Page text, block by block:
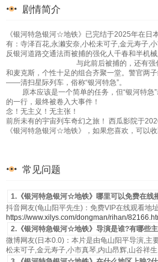
剧情简介
《银河特急银河☆地铁》已完结于2025年在日
有：寺泽百花,永濑安奈,小松未可子,金元寿子,
反银河道路交通法而被捕的强化人
与此前后被捕的，还有强化人朱
和麦克斯，个性十足的组合齐聚一堂。警官两
——清扫星际列车，俗称
原本应该是一个简单的任务，但“银河特急”
的一行，最终被卷入
念！无主义！无主张
前所未有的宇宙列车奇幻之旅！ 西瓜影院于
《银河特急银河☆地铁》，如果您喜欢，可以收
常见问题
1.《银河特急银河☆地铁》哪里可以免费在线
抖音网友(龟山阳平先生)：免费VIP在线观看地址
https://www.xilys.com/dongman/rihan/
2.《银河特急银河☆地铁》导演是谁?有哪些
微博网友(日本0.0)：本片是由龟山阳平导演,主
松未可子,金元寿子,小市真琴,内山昂辉,山谷祥